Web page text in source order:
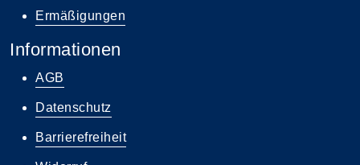
Ermäßigungen
Informationen
AGB
Datenschutz
Barrierefreiheit